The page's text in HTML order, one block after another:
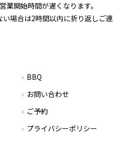
開始時間が遅くなります。
場合は2時間以内に折り返しご連
BBQ
お問い合わせ
ご予約
プライバシーポリシー